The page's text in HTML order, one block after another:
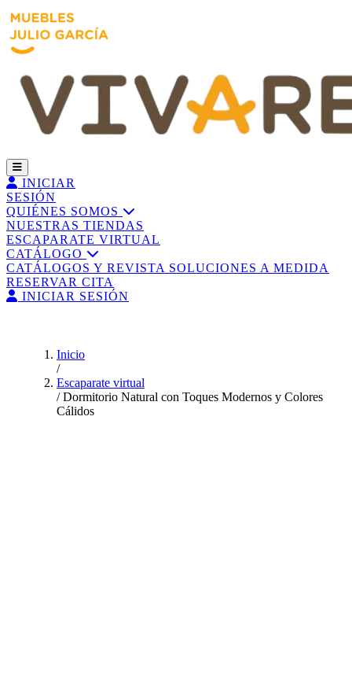
INICIAR
SESIÓN
QUIÉNES SOMOS
NUESTRAS TIENDAS
ESCAPARATE VIRTUAL
CATÁLOGO
CATÁLOGOS Y REVISTA SOLUCIONES A MEDIDA
RESERVAR CITA
INICIAR SESIÓN
Inicio
/
Escaparate virtual
/ Dormitorio Natural con Toques Modernos y Colores
Cálidos